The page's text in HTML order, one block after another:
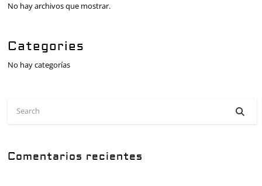
No hay archivos que mostrar.
Categories
No hay categorías
Comentarios recientes